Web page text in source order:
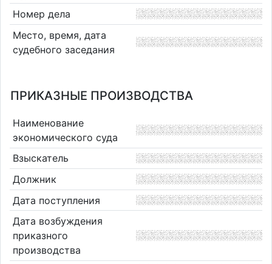
Номер дела
Место, время, дата
судебного заседания
ПРИКАЗНЫЕ ПРОИЗВОДСТВА
Наименование
экономического суда
Взыскатель
Должник
Дата поступления
Дата возбуждения
приказного
производства